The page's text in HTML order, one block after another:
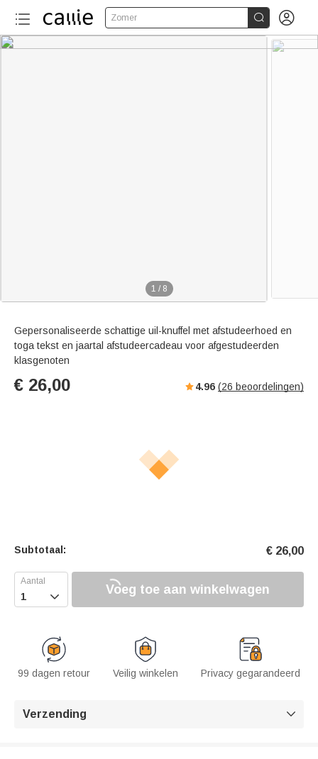
Zomer  
1 / 8
Gepersonaliseerde schattige uil-knuffel met afstudeerhoed en
toga tekst en jaartal afstudeercadeau voor afgestudeerden
klasgenoten
€ 26,00 4.96 (26 beoordelingen)
Subtotaal: € 26,00
 Voeg toe aan winkelwagen
99 dagen retour Veilig winkelen Privacy gegarandeerd
Verzending 